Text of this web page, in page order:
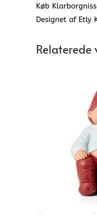
Køb
Designet af Etly
Relaterede